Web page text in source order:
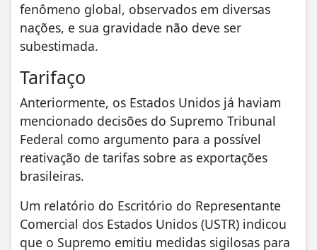
fenômeno global, observados em diversas
nações, e sua gravidade não deve ser
subestimada.
Tarifaço
Anteriormente, os Estados Unidos já haviam
mencionado decisões do Supremo Tribunal
Federal como argumento para a possível
reativação de tarifas sobre as exportações
brasileiras.
Um relatório do Escritório do Representante
Comercial dos Estados Unidos (USTR) indicou
que o Supremo emitiu medidas sigilosas para